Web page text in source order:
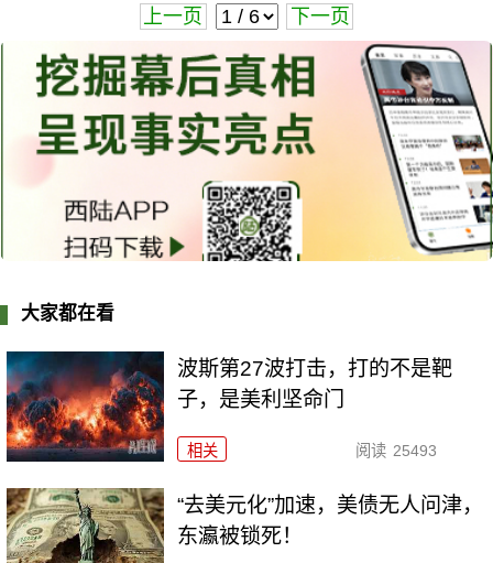
上一页 下一页
大家都在看
波斯第27波打击，打的不是靶
子，是美利坚命门
相关 阅读 25493
“去美元化”加速，美债无人问津，
东瀛被锁死！